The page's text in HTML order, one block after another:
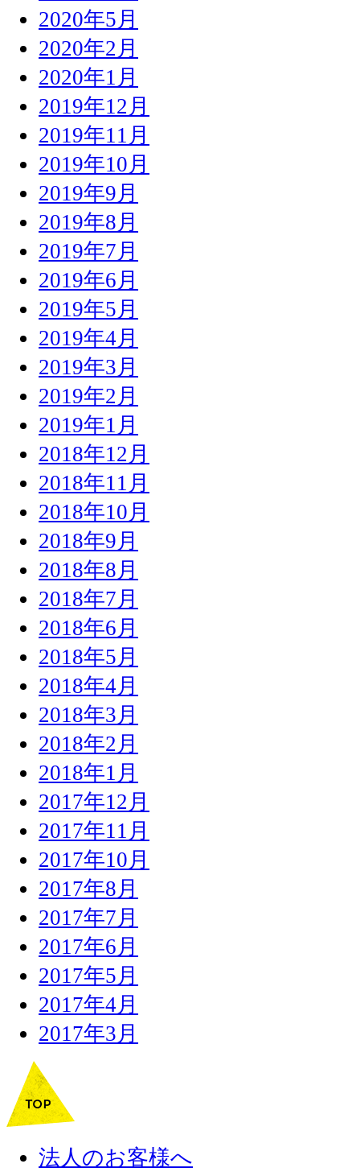
2020年5月
2020年2月
2020年1月
2019年12月
2019年11月
2019年10月
2019年9月
2019年8月
2019年7月
2019年6月
2019年5月
2019年4月
2019年3月
2019年2月
2019年1月
2018年12月
2018年11月
2018年10月
2018年9月
2018年8月
2018年7月
2018年6月
2018年5月
2018年4月
2018年3月
2018年2月
2018年1月
2017年12月
2017年11月
2017年10月
2017年8月
2017年7月
2017年6月
2017年5月
2017年4月
2017年3月
法人のお客様へ